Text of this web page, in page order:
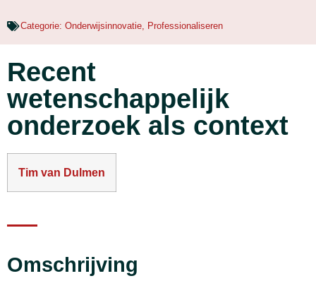
Categorie: Onderwijsinnovatie Professionaliseren
Recent
wetenschappelijk
onderzoek als context
Tim van Dulmen
Omschrijving